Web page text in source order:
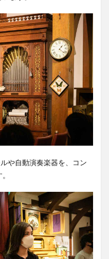
や自動演奏楽器を、コン